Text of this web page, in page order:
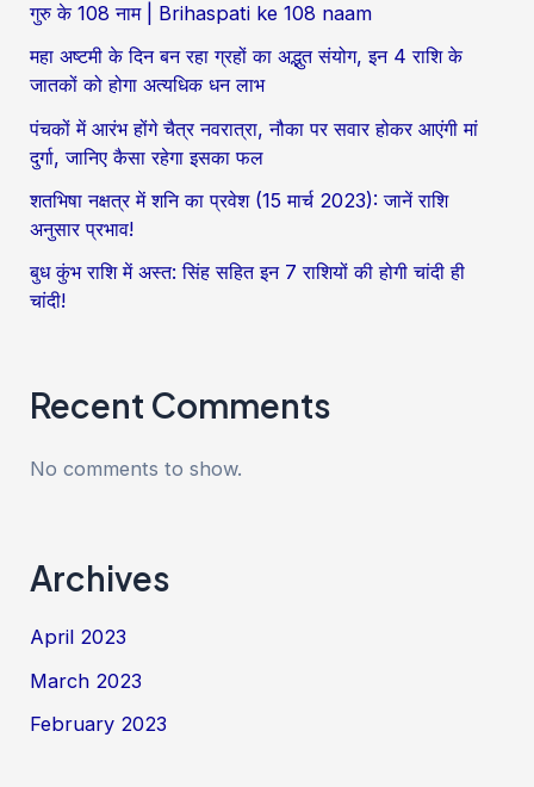
होकर
आएंगी
मां
दुर्गा,
जानिए
कैसा
रहेगा
इसका
फल
गुरु के 108 नाम | Brihaspati ke 108 naam
महा अष्टमी के दिन बन रहा ग्रहों का अद्भुत संयोग, इन 4 राशि के
जातकों को होगा अत्यधिक धन लाभ
पंचकों में आरंभ होंगे चैत्र नवरात्रा, नौका पर सवार होकर आएंगी मां
दुर्गा, जानिए कैसा रहेगा इसका फल
शतभिषा नक्षत्र में शनि का प्रवेश (15 मार्च 2023): जानें राशि
अनुसार प्रभाव!
बुध कुंभ राशि में अस्त: सिंह सहित इन 7 राशियों की होगी चांदी ही
चांदी!
Recent Comments
No comments to show.
Archives
April 2023
March 2023
February 2023